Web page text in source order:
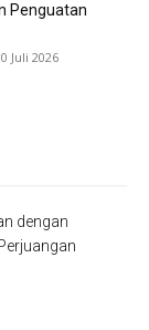
Penguatan
Juli 2026
dengan